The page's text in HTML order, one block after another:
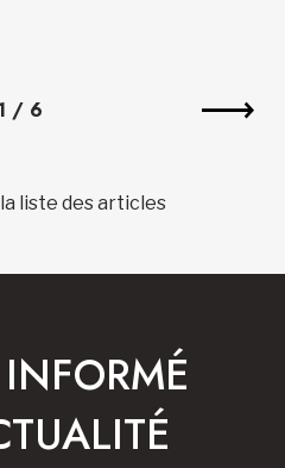
/ 6
liste des articles